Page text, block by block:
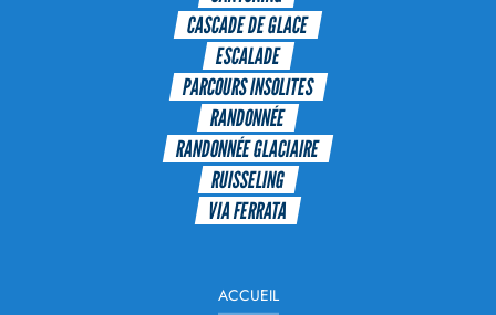
CASCADE DE GLACE
ESCALADE
PARCOURS INSOLITES
RANDONNÉE
RANDONNÉE GLACIAIRE
RUISSELING
VIA FERRATA
ACCUEIL